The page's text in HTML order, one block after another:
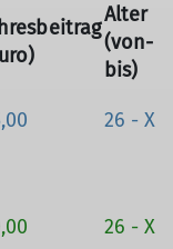
Alter
(von-
bis)
26 - X
26 - X